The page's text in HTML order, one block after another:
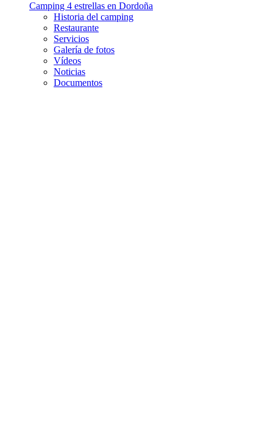
Camping 4 estrellas en Dordoña
Historia del camping
Restaurante
Servicios
Galería de fotos
Vídeos
Noticias
Documentos